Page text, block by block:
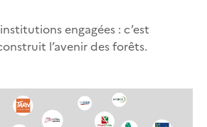
engagées : c’est
l’avenir des forêts.